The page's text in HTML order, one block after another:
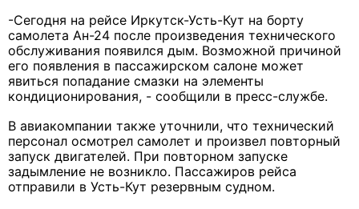
-Сегодня на рейсе Иркутск-Усть-Кут на борту
самолета Ан-24 после произведения технического
обслуживания появился дым. Возможной причиной
его появления в пассажирском салоне может
явиться попадание смазки на элементы
кондиционирования, - сообщили в пресс-службе.
В авиакомпании также уточнили, что технический
персонал осмотрел самолет и произвел повторный
запуск двигателей. При повторном запуске
задымление не возникло. Пассажиров рейса
отправили в Усть-Кут резервным судном.